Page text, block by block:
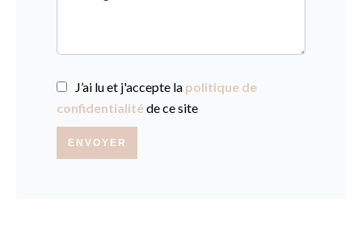
J’ai lu et j'accepte la politique de
confidentialitéde ce site
ENVOYER